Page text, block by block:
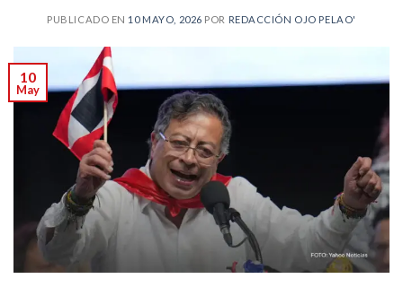
PUBLICADO EN 10 MAYO, 2026 POR REDACCIÓN OJO PELAO'
10
May